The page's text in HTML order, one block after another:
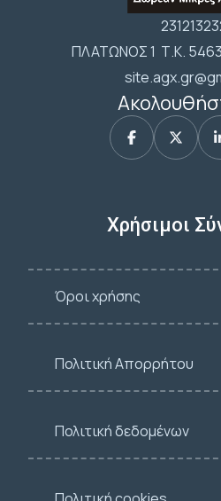
ΠΛΑΤΩΝΟΣ 1 Τ.Κ.
Χρήσιμοι
Όροι χρήσης
Πολιτική Απορρήτου
Πολιτική δεδομένων